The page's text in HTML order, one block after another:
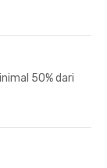
50% dari